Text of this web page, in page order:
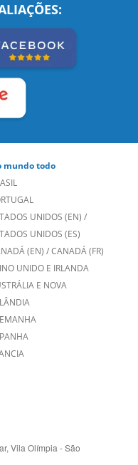
mundo todo
UNIDOS (EN) /
UNIDOS (ES)
(EN) /CANADÁ (FR)
UNIDO E IRLANDA
E NOVA
Vila Olímpia - São